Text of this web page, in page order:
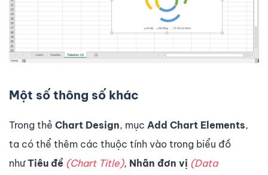
Một số thông số khác
Trong thẻ Chart Design, mục Add Chart Elements,
ta có thể thêm các thuộc tính vào trong biểu đồ
nhưTiêu đề (Chart Title), Nhãn đơn vị (Data